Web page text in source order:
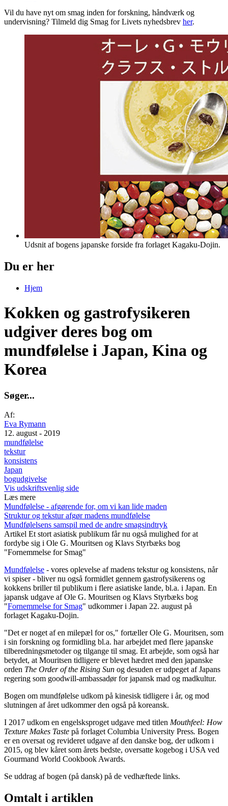
Vil du have nyt om smag inden for forskning, håndværk og
undervisning? Tilmeld dig Smag for Livets nyhedsbrev her.
Udsnit af bogens japanske forside fra forlaget Kagaku-Dojin.
Du er her
Hjem
Kokken og gastrofysikeren
udgiver deres bog om
mundfølelse i Japan, Kina og
Korea
Søger...
Af:
Eva Rymann
12. august - 2019
mundfølelse
tekstur
konsistens
Japan
bogudgivelse
Vis udskriftsvenlig side
Læs mere
Mundfølelse - afgørende for, om vi kan lide maden
Struktur og tekstur afgør madens mundfølelse
Mundfølelsens samspil med de andre smagsindtryk
Artikel Et stort asiatisk publikum får nu også mulighed for at
fordybe sig i Ole G. Mouritsen og Klavs Styrbæks bog
"Fornemmelse for Smag"
Mundfølelse - vores oplevelse af madens tekstur og konsistens, når
vi spiser - bliver nu også formidlet gennem gastrofysikerens og
kokkens briller til publikum i flere asiatiske lande, bl.a. i Japan. En
japansk udgave af Ole G. Mouritsen og Klavs Styrbæks bog
"Fornemmelse for Smag" udkommer i Japan 22. august på
forlaget Kagaku-Dojin.
"Det er noget af en milepæl for os," fortæller Ole G. Mouritsen, som
i sin forskning og formidling bl.a. har arbejdet med flere japanske
tilberedningsmetoder og tilgange til smag. Et arbejde, som også har
betydet, at Mouritsen tidligere er blevet hædret med den japanske
orden The Order of the Rising Sun og desuden er udpeget af Japans
regering som goodwill-ambassadør for japansk mad og madkultur.
Bogen om mundfølelse udkom på kinesisk tidligere i år, og mod
slutningen af året udkommer den også på koreansk.
I 2017 udkom en engelsksproget udgave med titlen Mouthfeel: How
Texture Makes Taste på forlaget Columbia University Press. Bogen
er en oversat og revideret udgave af den danske bog, der udkom i
2015, og blev kåret som årets bedste, oversatte kogebog i USA ved
Gourmand World Cookbook Awards.
Se uddrag af bogen (på dansk) på de vedhæftede links.
Omtalt i artiklen